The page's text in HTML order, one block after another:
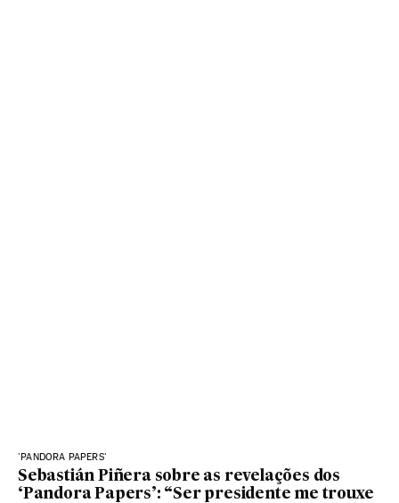
'PANDORA PAPERS'
Sebastián Piñera sobre as revelações dos
‘Pandora Papers’: “Ser presidente me trouxe